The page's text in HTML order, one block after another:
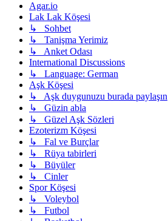
Agar.io
Lak Lak Köşesi
↳ Sohbet
↳ Tanişma Yerimiz
↳ Anket Odası
International Discussions
↳ Language: German
Aşk Köşesi
↳ Aşk duygunuzu burada paylaşın
↳ Güzin abla
↳ Güzel Aşk Sözleri
Ezoterizm Köşesi
↳ Fal ve Burçlar
↳ Rüya tabirleri
↳ Büyüler
↳ Cinler
Spor Köşesi
↳ Voleybol
↳ Futbol